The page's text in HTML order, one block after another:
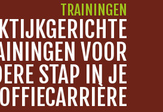
TRAININGEN
VOOR
STAP IN JE